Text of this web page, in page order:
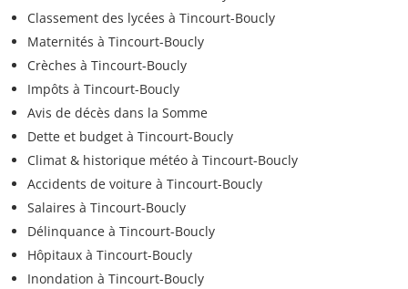
Classement des lycées à Tincourt-Boucly
Maternités à Tincourt-Boucly
Crèches à Tincourt-Boucly
Impôts à Tincourt-Boucly
Avis de décès dans la Somme
Dette et budget à Tincourt-Boucly
Climat & historique météo à Tincourt-Boucly
Accidents de voiture à Tincourt-Boucly
Salaires à Tincourt-Boucly
Délinquance à Tincourt-Boucly
Hôpitaux à Tincourt-Boucly
Inondation à Tincourt-Boucly